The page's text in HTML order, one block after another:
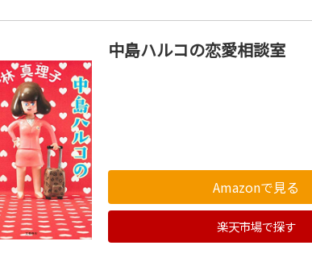
中島ハルコの恋愛相談室
Amazonで見る
楽天市場で探す